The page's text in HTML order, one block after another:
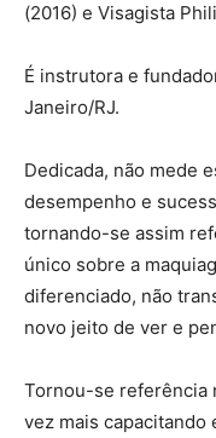
(2016) e Visagista
É instrutora e
Janeiro/RJ.
Dedicada, não mede
desempenho e
tornando-se assim
único sobre a
diferenciado, não
novo jeito de ver e
Tornou-se referência
vez mais capacitando